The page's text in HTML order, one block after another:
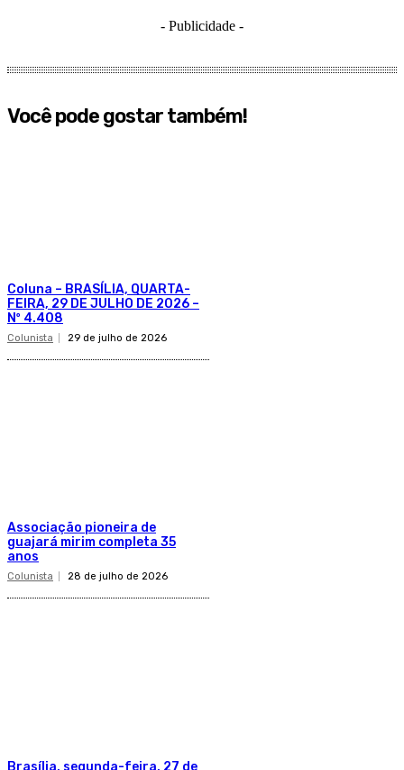
- Publicidade -
Você pode gostar também!
Coluna – BRASÍLIA, QUARTA-
FEIRA, 29 DE JULHO DE 2026 –
Nº 4.408
Colunista 29 de julho de 2026
Associação pioneira de
guajará mirim completa 35
anos
Colunista 28 de julho de 2026
Brasília, segunda-feira, 27 de